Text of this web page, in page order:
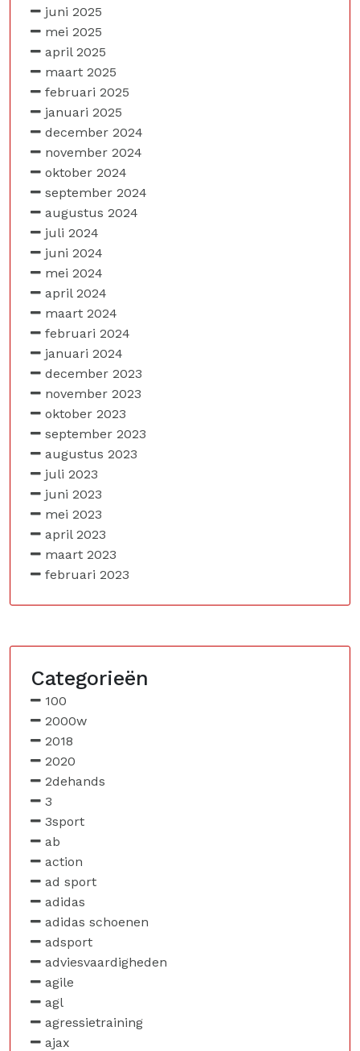
juni 2025
mei 2025
april 2025
maart 2025
februari 2025
januari 2025
december 2024
november 2024
oktober 2024
september 2024
augustus 2024
juli 2024
juni 2024
mei 2024
april 2024
maart 2024
februari 2024
januari 2024
december 2023
november 2023
oktober 2023
september 2023
augustus 2023
juli 2023
juni 2023
mei 2023
april 2023
maart 2023
februari 2023
Categorieën
100
2000w
2018
2020
2dehands
3
3sport
ab
action
ad sport
adidas
adidas schoenen
adsport
adviesvaardigheden
agile
agl
agressietraining
ajax